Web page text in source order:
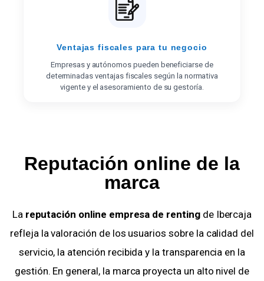
Ventajas fiscales para tu negocio
Empresas y autónomos pueden beneficiarse de
determinadas ventajas fiscales según la normativa
vigente y el asesoramiento de su gestoría.
Reputación online de la
marca
La reputación online empresa de rentingde Ibercaja
refleja la valoración de los usuarios sobre la calidad del
servicio, la atención recibida y la transparencia en la
gestión. En general, la marca proyecta un alto nivel de